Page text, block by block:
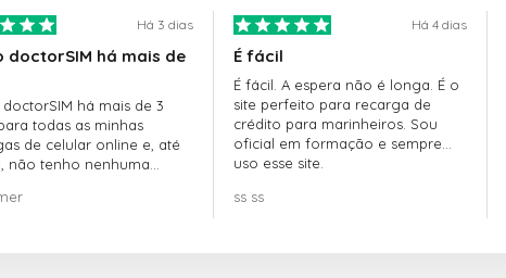
Há 3 dias
doctorSIM há mais de
há mais de 3
todas as minhas
de celular online e, até
não tenho nenhuma
Há 4 dias
É fácil
É fácil. A espera não é longa. É o
site perfeito para recarga de
crédito para marinheiros. Sou
oficial em formação e sempre
uso esse site.
ss ss